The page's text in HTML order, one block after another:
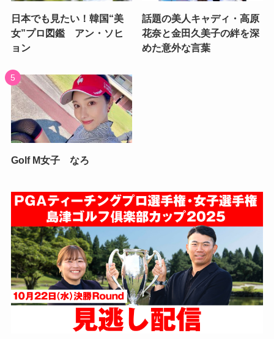
日本でも見たい！韓国“美
女”プロ図鑑 アン・ソヒ
ョン
話題の美人キャディ・高原
花奈と金田久美子の絆を深
めた意外な言葉
Golf M女子 なろ